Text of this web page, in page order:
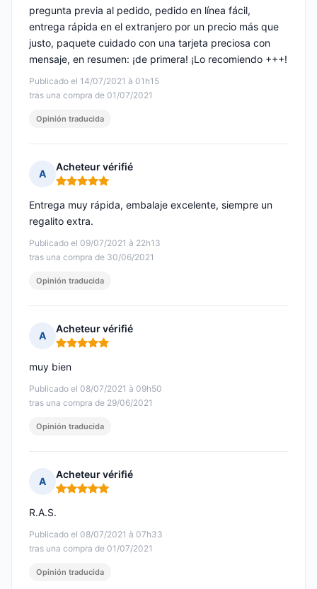
Publicado el 14/07/2021 à 01h15
tras una compra de 01/07/2021
pregunta previa al pedido, pedido en línea fácil,
entrega rápida en el extranjero por un precio más que
justo, paquete cuidado con una tarjeta preciosa con
mensaje, en resumen: ¡de primera! ¡Lo recomiendo +++!
Opinión traducida
A
Acheteur vérifié
Nota: 5 de 5
Publicado el 09/07/2021 à 22h13
tras una compra de 30/06/2021
Entrega muy rápida, embalaje excelente, siempre un
regalito extra.
Opinión traducida
A
Acheteur vérifié
Nota: 5 de 5
Publicado el 08/07/2021 à 09h50
tras una compra de 29/06/2021
muy bien
Opinión traducida
A
Acheteur vérifié
Nota: 5 de 5
Publicado el 08/07/2021 à 07h33
tras una compra de 01/07/2021
R.A.S.
Opinión traducida